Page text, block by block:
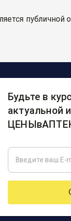
публичной
Будьте в
актуальной